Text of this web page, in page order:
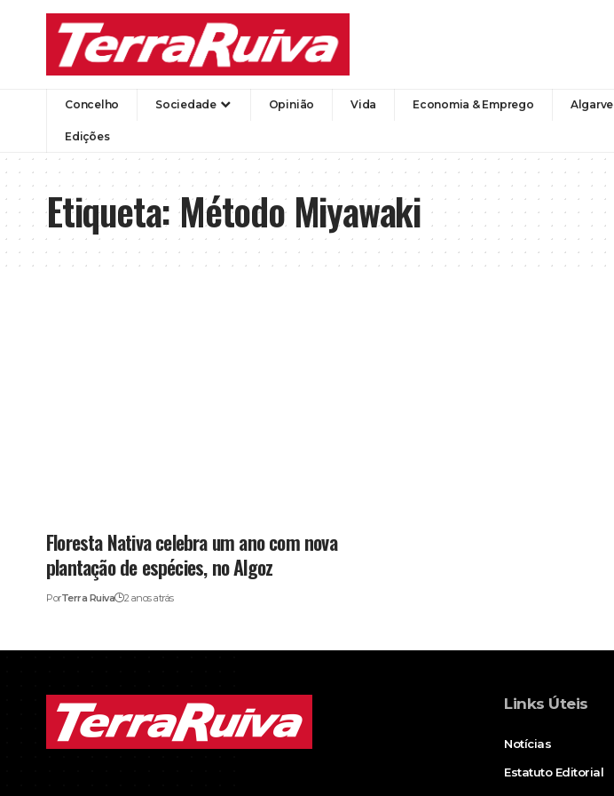
Concelho Sociedade Opinião Vida Economia & Emprego Algarve
Edições
Etiqueta:Método Miyawaki
Floresta Nativa celebra um ano com nova
plantação de espécies, no Algoz
PorTerra Ruiva 2 anos atrás
Links Úteis
Notícias
Estatuto Editorial